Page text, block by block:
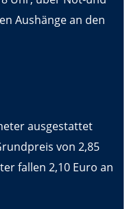
Aushänge an den
ausgestattet
von 2,85
fallen 2,10 Euro an